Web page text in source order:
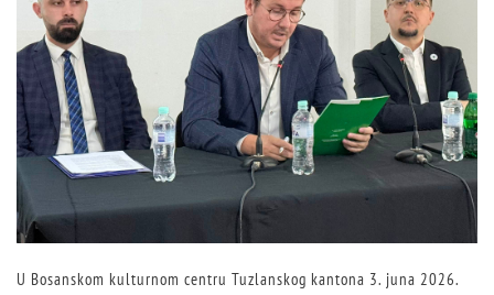
U Bosanskom kulturnom centru Tuzlanskog kantona 3. juna 2026.